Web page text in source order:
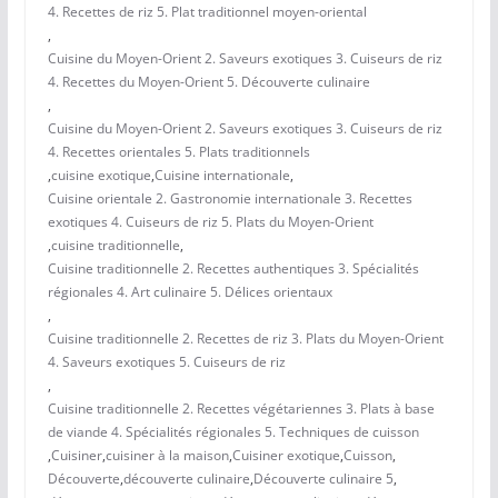
4. Recettes de riz 5. Plat traditionnel moyen-oriental
,
Cuisine du Moyen-Orient 2. Saveurs exotiques 3. Cuiseurs de riz
4. Recettes du Moyen-Orient 5. Découverte culinaire
,
Cuisine du Moyen-Orient 2. Saveurs exotiques 3. Cuiseurs de riz
4. Recettes orientales 5. Plats traditionnels
,cuisine exotique,Cuisine internationale,
Cuisine orientale 2. Gastronomie internationale 3. Recettes
exotiques 4. Cuiseurs de riz 5. Plats du Moyen-Orient
,cuisine traditionnelle,
Cuisine traditionnelle 2. Recettes authentiques 3. Spécialités
régionales 4. Art culinaire 5. Délices orientaux
,
Cuisine traditionnelle 2. Recettes de riz 3. Plats du Moyen-Orient
4. Saveurs exotiques 5. Cuiseurs de riz
,
Cuisine traditionnelle 2. Recettes végétariennes 3. Plats à base
de viande 4. Spécialités régionales 5. Techniques de cuisson
,Cuisiner,cuisiner à la maison,Cuisiner exotique,Cuisson,
Découverte,découverte culinaire,Découverte culinaire 5,